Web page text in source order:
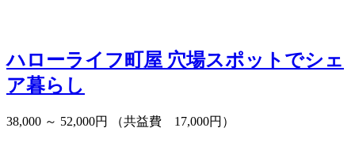
ハローライフ町屋 穴場スポットでシェ
ア暮らし
38,000 ～ 52,000円 （共益費 17,000円）